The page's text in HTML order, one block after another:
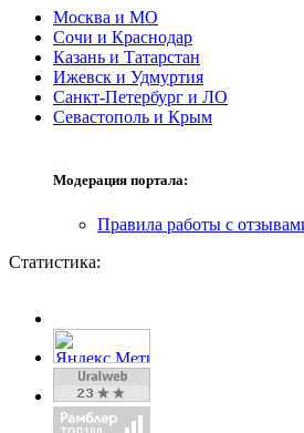
Москва и МО
Сочи и Краснодар
Казань и Татарстан
Ижевск и Удмуртия
Санкт-Петербург и ЛО
Севастополь и Крым
Модерация портала:
Правила работы с
Статистика: